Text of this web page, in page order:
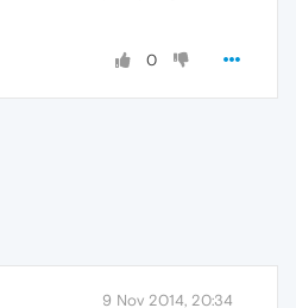
0
9 Nov 2014, 20:34